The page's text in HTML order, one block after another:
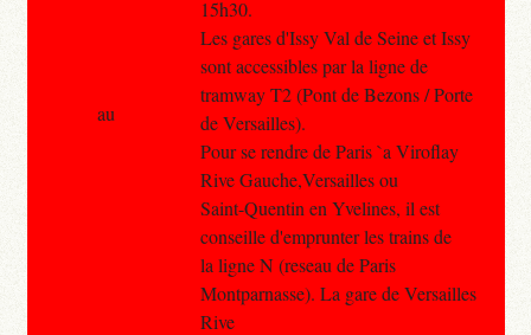
15h30.
Les gares d'Issy Val de Seine et Issy
sont accessibles par la ligne de
tramway T2 (Pont de Bezons / Porte
de Versailles).
Pour se rendre de Paris `a Viroflay
Rive Gauche,Versailles ou
Saint-Quentin en Yvelines, il est
conseille d'emprunter les trains de
la ligne N (reseau de Paris
Montparnasse). La gare de Versailles
Rive
au